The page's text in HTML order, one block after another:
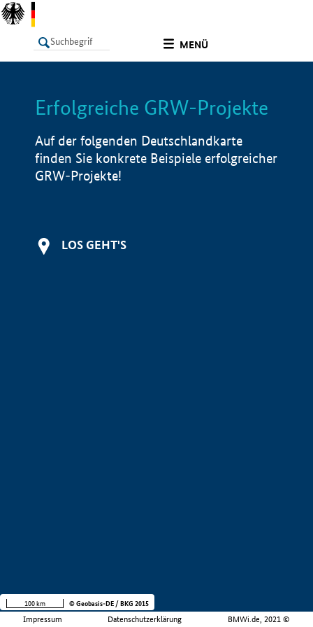
MENÜ
LISTE Info
Erfolgreiche GRW-Projekte
Auf der folgenden Deutschlandkarte
finden Sie konkrete Beispiele erfolgreicher
GRW-Projekte!
LOS GEHT'S
Impressum Datenschutzerklärung BMWi.de, 2021 ©
100 km © Geobasis-DE / BKG 2015